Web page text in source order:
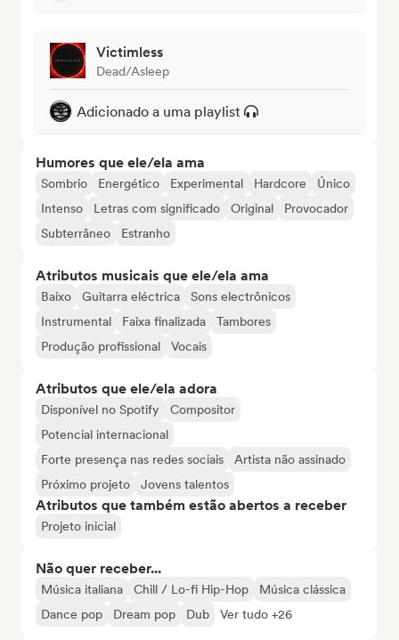
Victimless
Dead/Asleep
Adicionado a uma playlist
Humores que ele/ela ama
Sombrio Energético Experimental Hardcore
Único
Intenso
Letras com significado Original
Provocador
Subterrâneo
Estranho
Atributos musicais que ele/ela ama
Baixo Guitarra eléctrica
Sons electrônicos
Instrumental
Faixa finalizada
Tambores
Produção profissional
Vocais
Atributos que ele/ela adora
Disponível no Spotify
Compositor
Potencial internacional
Forte presença nas redes sociais
Artista não assinado
Próximo projeto
Jovens talentos
Atributos que também estão abertos a receber
Projeto inicial
Não quer receber...
Música italiana Chill / Lo-fi Hip-Hop
Música clássica
Dance pop
Dream pop Dub Ver tudo +26